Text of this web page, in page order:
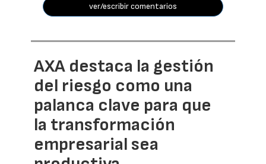
ver/escribir comentarios
AXA destaca la gestión
del riesgo como una
palanca clave para que
la transformación
empresarial sea